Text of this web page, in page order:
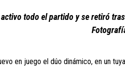
todo el partido y se retiró
en juego el dúo dinámico, en un